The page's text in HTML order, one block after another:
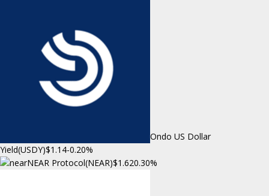
Ondo US Dollar
Yield(USDY)$1.14-0.20%
NEAR Protocol(NEAR)$1.620.30%